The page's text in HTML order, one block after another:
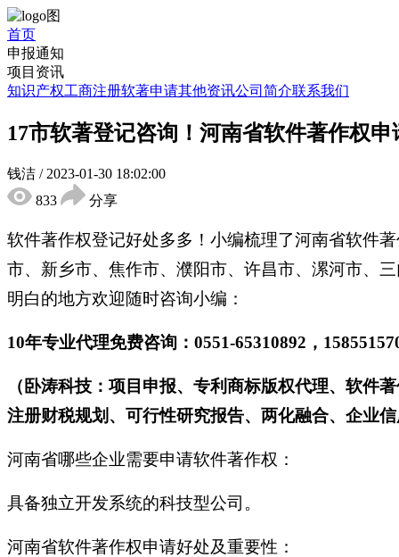
首页
申报通知
项目资讯
知识产权工商注册软著申请其他资讯公司简介联系我们
17市软著登记咨询！河南省软件著作权
钱洁 / 2023-01-30 18:02:00
833
分享
软件著作权登记好处多多！小编梳理了河南省软件
市、新乡市、焦作市、濮阳市、许昌市、漯河市、
明白的地方欢迎随时咨询小编：
10年专业代理免费咨询：0551-65310892，
（卧涛科技：项目申报、专利商标版权代理、软件
注册财税规划、可行性研究报告、两化融合、企业
河南省哪些企业需要申请软件著作权：
具备独立开发系统的科技型公司。
河南省软件著作权申请好处及重要性：